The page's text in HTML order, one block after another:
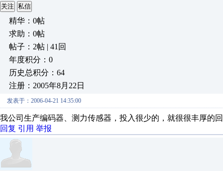
关注 私信
精华：0帖
求助：0帖
帖子：2帖 | 41回
年度积分：0
历史总积分：64
注册：2005年8月22日
发表于：2006-04-21 14:35:00
我公司生产编码器、测力传感器，投入很少的，就很很丰厚的
回复 引用 举报